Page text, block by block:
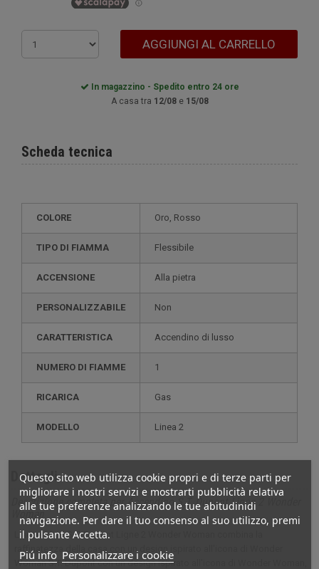
Questo sito web utilizza cookie propri e di terze parti per
migliorare i nostri servizi e mostrarti pubblicità relativa
alle tue preferenze analizzando le tue abitudinidi
navigazione. Per dare il tuo consenso al suo utilizzo, premi
il pulsante Accetta.
Piú info Personalizzare i cookie
AGGIUNGI AL CARRELLO
In magazzino - Spedito entro 24 ore
A casa tra 12/08e 15/08
Scheda tecnica
COLORE Oro, Rosso
TIPO DI FIAMMA Flessibile
ACCENSIONE Alla pietra
PERSONALIZZABILE non
CARATTERISTICA accendino di lusso
NUMERO DI FIAMME 1
RICARICA gas
MODELLO linea 2
Dettagli
Descrizione completa per Accendino S.T. Dupont Ligne 2 Wonder
Woman
L'accendino S.T. Dupont Ligne 2 Wonder Woman combina la
raffinatezza della casa con un design ispirato all'icona di Wonder
Woman S.T. Dupont con un design ispirato all'icona di Wonder Woman,